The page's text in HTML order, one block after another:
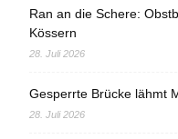
Ran an die Schere:
Kössern
28. Juli 2026
Gesperrte Brücke lähmt
28. Juli 2026